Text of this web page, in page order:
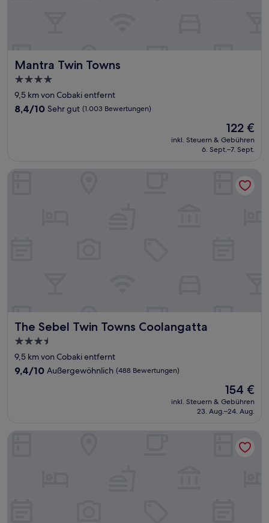
Mantra Twin Towns
Mantra Twin Towns
4.0-
Sterne-
Unterkunft
9,5 km von Cobaki entfernt
8.4
Bewertungen)
8,4/10 Sehr gut (1.003 Bewertungen)
Der
Preis
beträgt
122 €
inkl. Steuern & Gebühren
6. Sept.–7. Sept.
The Sebel Twin Towns Coolangatta
The Sebel Twin Towns Coolangatta
3.5-
Sterne-
Unterkunft
9,5 km von Cobaki entfernt
9.4
9,4/10 Außergewöhnlich (488 Bewertungen)
Der
Preis
beträgt
154 €
inkl. Steuern & Gebühren
23. Aug.–24. Aug.
Peppers Salt Resort & Spa